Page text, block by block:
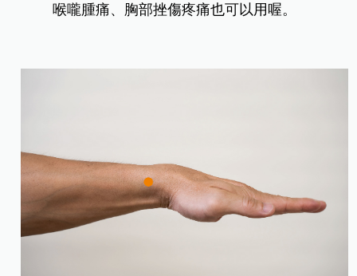
喉嚨腫痛、胸部挫傷疼痛也可以用喔。